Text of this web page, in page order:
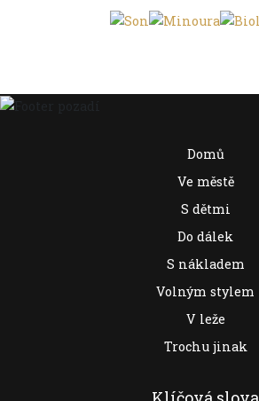
Domů
Ve městě
S dětmi
Do dálek
S nákladem
Volným stylem
V leže
Trochu jinak